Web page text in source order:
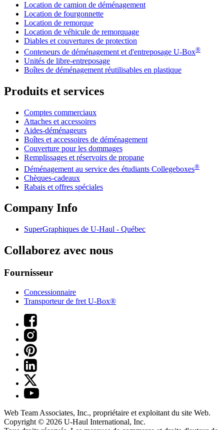
Location de camion de déménagement
Location de fourgonnette
Location de remorque
Location de véhicule de remorquage
Diables et couvertures de protection
Conteneurs de déménagement et d'entreposage U-Box®
Unités de libre-entreposage
Boîtes de déménagement réutilisables en plastique
Produits et services
Comptes commerciaux
Attaches et accessoires
Aides-déménageurs
Boîtes et accessoires de déménagement
Couverture pour les dommages
Remplissages et réservoirs de propane
Déménagement au service des étudiants Collegeboxes®
Chèques-cadeaux
Rabais et offres spéciales
Company Info
SuperGraphiques de U-Haul - Québec
Collaborez avec nous
Fournisseur
Concessionnaire
Transporteur de fret U-Box®
Web Team Associates, Inc., propriétaire et exploitant du site Web.
Copyright © 2026 U-Haul International, Inc.